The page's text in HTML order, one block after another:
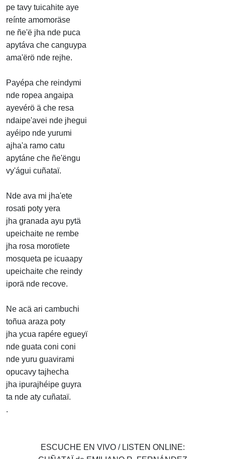
pe tavy tuicahite aye
reínte amomoräse
ne ñe'ë jha nde puca
apytáva che canguypa
ama'ërö nde rejhe.
Payépa che reindymi
nde ropea angaipa
ayevérö ä che resa
ndaipe'avei nde jhegui
ayéipo nde yurumi
ajha'a ramo catu
apytáne che ñe'ëngu
vy'águi cuñataï.
Nde ava mi jha'ete
rosati poty yera
jha granada ayu pytä
upeichaite ne rembe
jha rosa morotïete
mosqueta pe icuaapy
upeichaite che reindy
iporä nde recove.
Ne acä ari cambuchi
toñua araza poty
jha ycua rapére egueyï
nde guata coni coni
nde yuru guavirami
opucavy tajhecha
jha ipurajhéipe guyra
ta nde aty cuñataï.
.
ESCUCHE EN VIVO / LISTEN ONLINE: